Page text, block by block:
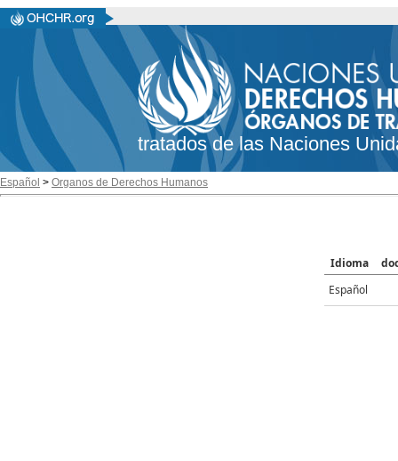
tratados de las Naciones
Español > Organos de Derechos Humanos
Idioma
Español